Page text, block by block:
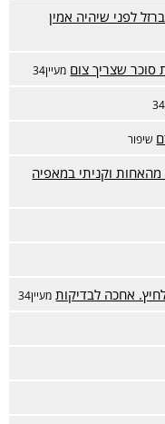
לפני שיהיה אמין
שצריך צום מעיין34
שיפור
וקניתי במאפיה
אחכה לבדיקות מעיין34